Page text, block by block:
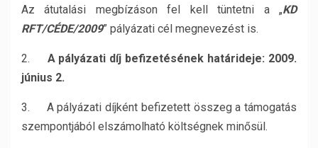
Az átutalási megbízáson fel kell tüntetni a „KD
RFT/CÉDE/2009” pályázati cél megnevezést is.
2. A pályázati díj befizetésének határideje: 2009.
június 2.
3. A pályázati díjként befizetett összeg a támogatás
szempontjából elszámolható költségnek minősül.